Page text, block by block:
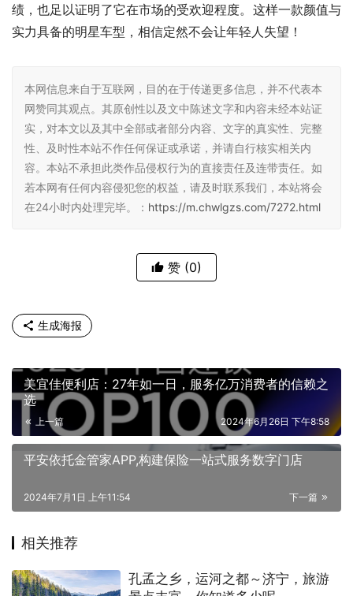
绩，也足以证明了它在市场的受欢迎程度。这样一款颜值与
实力具备的明星车型，相信定然不会让年轻人失望！
本网信息来自于互联网，目的在于传递更多信息，并不代表本
网赞同其观点。其原创性以及文中陈述文字和内容未经本站证
实，对本文以及其中全部或者部分内容、文字的真实性、完整
性、及时性本站不作任何保证或承诺，并请自行核实相关内
容。本站不承担此类作品侵权行为的直接责任及连带责任。如
若本网有任何内容侵犯您的权益，请及时联系我们，本站将会
在24小时内处理完毕。： https://m.chwlgzs.com/7272.html
赞 (0)
生成海报
美宜佳便利店：27年如一日，服务亿万消费者的信赖之
选
上一篇 2024年6月26日 下午8:58
平安依托金管家APP,构建保险一站式服务数字门店
下一篇
2024年7月1日 上午11:54
相关推荐
孔孟之乡，运河之都～济宁，旅游